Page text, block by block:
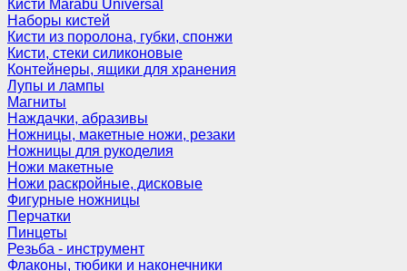
Кисти Marabu Universal
Наборы кистей
Кисти из поролона, губки, спонжи
Кисти, стеки силиконовые
Контейнеры, ящики для хранения
Лупы и лампы
Магниты
Наждачки, абразивы
Ножницы, макетные ножи, резаки
Ножницы для рукоделия
Ножи макетные
Ножи раскройные, дисковые
Фигурные ножницы
Перчатки
Пинцеты
Резьба - инструмент
Флаконы, тюбики и наконечники